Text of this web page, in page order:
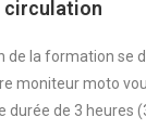
circulation
de la formation se
moniteur moto
durée de 3 heures